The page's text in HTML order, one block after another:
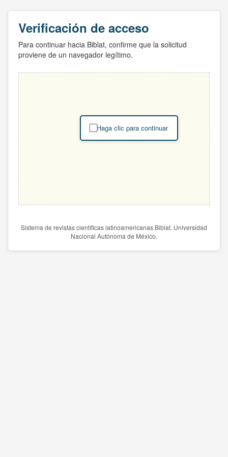
Verificación de acceso
Para continuar hacia Biblat, confirme que la solicitud
proviene de un navegador legítimo.
Haga clic para continuar
Sistema de revistas científicas latinoamericanas Biblat. Universidad
Nacional Autónoma de México.